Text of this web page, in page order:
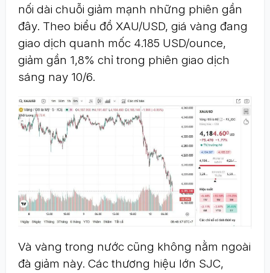
nối dài chuỗi giảm mạnh những phiên gần
đây. Theo biểu đồ XAU/USD, giá vàng đang
giao dịch quanh mốc 4.185 USD/ounce,
giảm gần 1,8% chỉ trong phiên giao dịch
sáng nay 10/6.
Và vàng trong nước cũng không nằm ngoài
đà giảm này. Các thương hiệu lớn SJC,